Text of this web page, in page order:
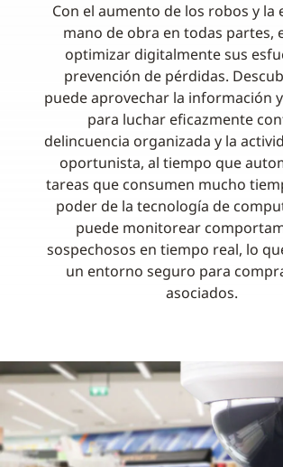
Con el aumento de los robos y la
mano de obra en todas partes,
optimizar digitalmente sus
prevención de pérdidas.
puede aprovechar la información
para luchar eficazmente
delincuencia organizada y la
oportunista, al tiempo que
tareas que consumen mucho
poder de la tecnología de
puede monitorear
sospechosos en tiempo real, lo
un entorno seguro para
asociados.